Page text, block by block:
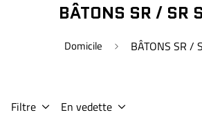
BÂTONS SR / SR
Domicile BÂTONS SR /
Filtre En vedette